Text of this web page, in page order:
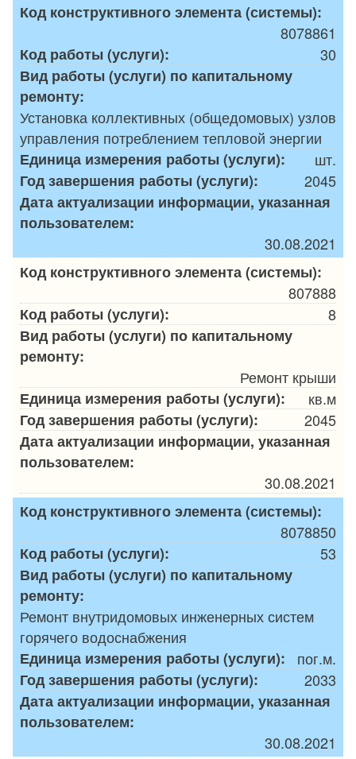
Код конструктивного элемента (системы):
8078861
Код работы (услуги):
30
Вид работы (услуги) по капитальному
ремонту:
Установка коллективных (общедомовых) узлов
управления потреблением тепловой энергии
Единица измерения работы (услуги):
шт.
Год завершения работы (услуги):
2045
Дата актуализации информации, указанная
пользователем:
30.08.2021
Код конструктивного элемента (системы):
807888
Код работы (услуги):
8
Вид работы (услуги) по капитальному
ремонту:
Ремонт крыши
Единица измерения работы (услуги):
кв.м
Год завершения работы (услуги):
2045
Дата актуализации информации, указанная
пользователем:
30.08.2021
Код конструктивного элемента (системы):
8078850
Код работы (услуги):
53
Вид работы (услуги) по капитальному
ремонту:
Ремонт внутридомовых инженерных систем
горячего водоснабжения
Единица измерения работы (услуги):
пог.м.
Год завершения работы (услуги):
2033
Дата актуализации информации, указанная
пользователем:
30.08.2021